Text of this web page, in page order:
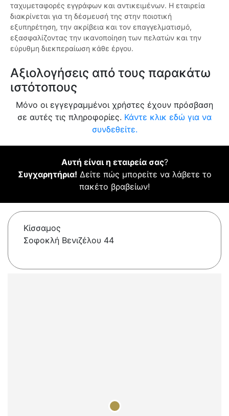
ταχυμεταφορές εγγράφων και αντικειμένων. Η εταιρεία
διακρίνεται για τη δέσμευσή της στην ποιοτική
εξυπηρέτηση, την ακρίβεια και τον επαγγελματισμό,
εξασφαλίζοντας την ικανοποίηση των πελατών και την
εύρυθμη διεκπεραίωση κάθε έργου.
Αξιολογήσεις από τους παρακάτω
ιστότοπους
Μόνο οι εγγεγραμμένοι χρήστες έχουν πρόσβαση
σε αυτές τις πληροφορίες. Κάντε κλικ εδώ για να
συνδεθείτε.
Αυτή είναι η εταιρεία σας?
Συγχαρητήρια! Δείτε πώς μπορείτε να λάβετε το
πακέτο βραβείων!
Κίσσαμος
Σοφοκλή Βενιζέλου 44